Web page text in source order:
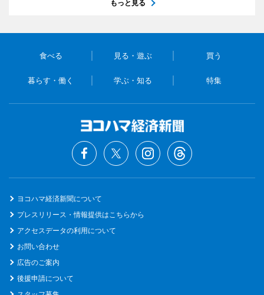
もっと見る
食べる 見る・遊ぶ 買う
暮らす・働く 学ぶ・知る 特集
ヨコハマ経済新聞について
プレスリリース・情報提供はこちらから
アクセスデータの利用について
お問い合わせ
広告のご案内
後援申請について